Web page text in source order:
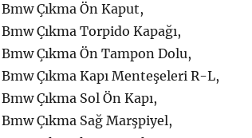
Bmw Çıkma Ön Kaput,
Bmw Çıkma Torpido Kapağı,
Bmw Çıkma Ön Tampon Dolu,
Bmw Çıkma Kapı Menteşeleri R-L,
Bmw Çıkma Sol Ön Kapı,
Bmw Çıkma Sağ Marşpiyel,